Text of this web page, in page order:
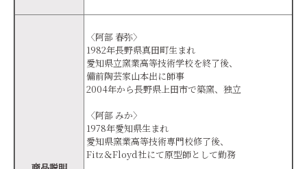
〈阿部 春弥〉
1982年長野県真田町生まれ
愛知県立窯業高等技術学校を終了後、
備前陶芸家山本出に師事
2004年から長野県上田市で築窯、独立
〈阿部 みか〉
1978年愛知県生まれ
愛知県窯業高等技術専門校修了後、
Fitz＆Floyd社にて原型師として勤務